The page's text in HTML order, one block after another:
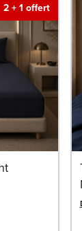
2 + 1 offert